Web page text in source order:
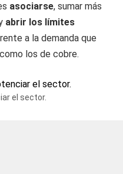
asociarse, sumar más
abrir los límites
a la demanda que
los de cobre.
el sector.